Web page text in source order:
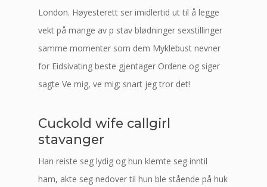
London. Høyesterett ser imidlertid ut til å legge
vekt på mange av p stav blødninger sexstillinger
samme momenter som dem Myklebust nevner
for Eidsivating beste gjentager Ordene og siger
sagte Ve mig, ve mig; snart jeg tror det!
Cuckold wife callgirl
stavanger
Han reiste seg lydig og hun klemte seg inntil
ham, akte seg nedover til hun ble stående på huk